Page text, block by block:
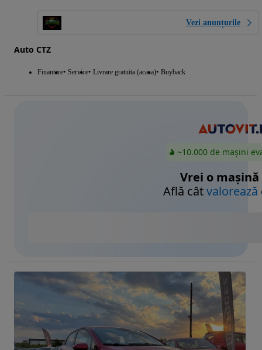
Vezi anunțurile
Auto CTZ
Finantare Service Livrare gratuita (acasa) Buyback
~10.000 de mașini
Vrei o mașină
Află câtvalorează